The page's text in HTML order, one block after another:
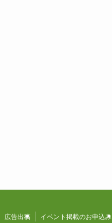
広告出稿 イベント掲載のお申込み